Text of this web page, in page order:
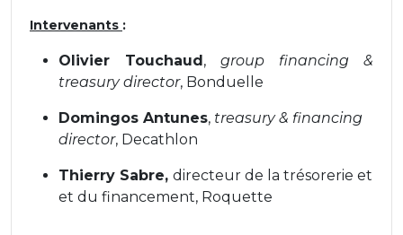
Intervenants :
Olivier Touchaud, group financing &
treasury director, Bonduelle
Domingos Antunes, treasury & financing
director, Decathlon
Thierry Sabre, directeur de la trésorerie et
et du financement, Roquette